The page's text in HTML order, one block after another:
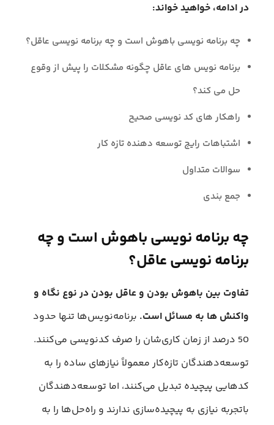
در ادامه، خواهید خواند:
چه برنامه نویسی باهوش است و چه برنامه نویسی عاقل؟
برنامه‌ نویس‌ های عاقل چگونه مشکلات را پیش از وقوع
حل می‌ کند؟
راهکار های کد نویسی صحیح
اشتباهات رایج توسعه‌ دهنده‌ تازه‌ کار
سوالات متداول
جمع بندی
چه برنامه نویسی باهوش است و چه
برنامه نویسی عاقل؟
تفاوت بین باهوش بودن و عاقل بودن در نوع نگاه و
واکنش ها به مسائل است. برنامه‌نویس‌ها تنها حدود
50 درصد از زمان کاری‌شان را صرف کدنویسی می‌کنند.
توسعه‌دهندگان تازه‌کار معمولاً نیازهای ساده را به
کدهایی پیچیده تبدیل می‌کنند، اما توسعه‌دهندگان
با‌تجربه نیازی به پیچیده‌سازی ندارند و راه‌حل‌ها را به